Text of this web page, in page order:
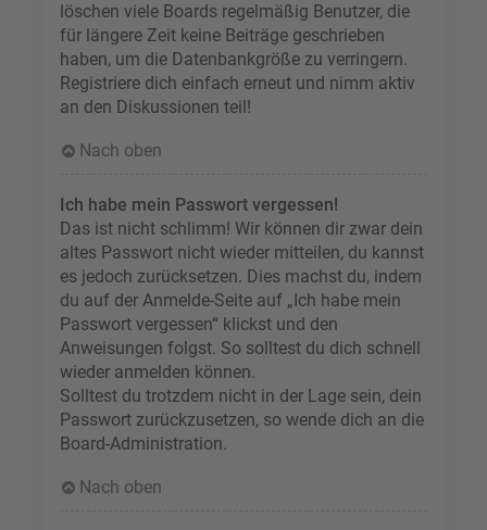
löschen viele Boards regelmäßig Benutzer, die
für längere Zeit keine Beiträge geschrieben
haben, um die Datenbankgröße zu verringern.
Registriere dich einfach erneut und nimm aktiv
an den Diskussionen teil!
Nach oben
Ich habe mein Passwort vergessen!
Das ist nicht schlimm! Wir können dir zwar dein
altes Passwort nicht wieder mitteilen, du kannst
es jedoch zurücksetzen. Dies machst du, indem
du auf der Anmelde-Seite auf „Ich habe mein
Passwort vergessen“ klickst und den
Anweisungen folgst. So solltest du dich schnell
wieder anmelden können.
Solltest du trotzdem nicht in der Lage sein, dein
Passwort zurückzusetzen, so wende dich an die
Board-Administration.
Nach oben